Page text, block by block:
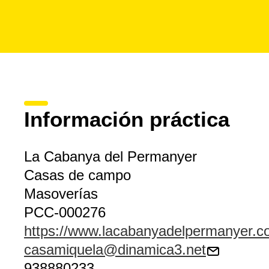
Información práctica
La Cabanya del Permanyer
Casas de campo
Masoverías
PCC-000276
https://
casamiquela@dinamica3.net